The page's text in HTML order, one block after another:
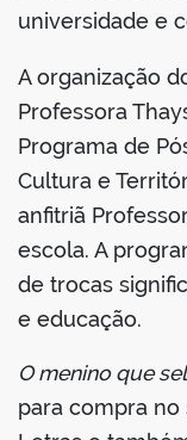
universidade e
A organização
Professora
Programa de
Cultura e
anfitriã
escola. A
de trocas
e educação.
O menino que
para compra